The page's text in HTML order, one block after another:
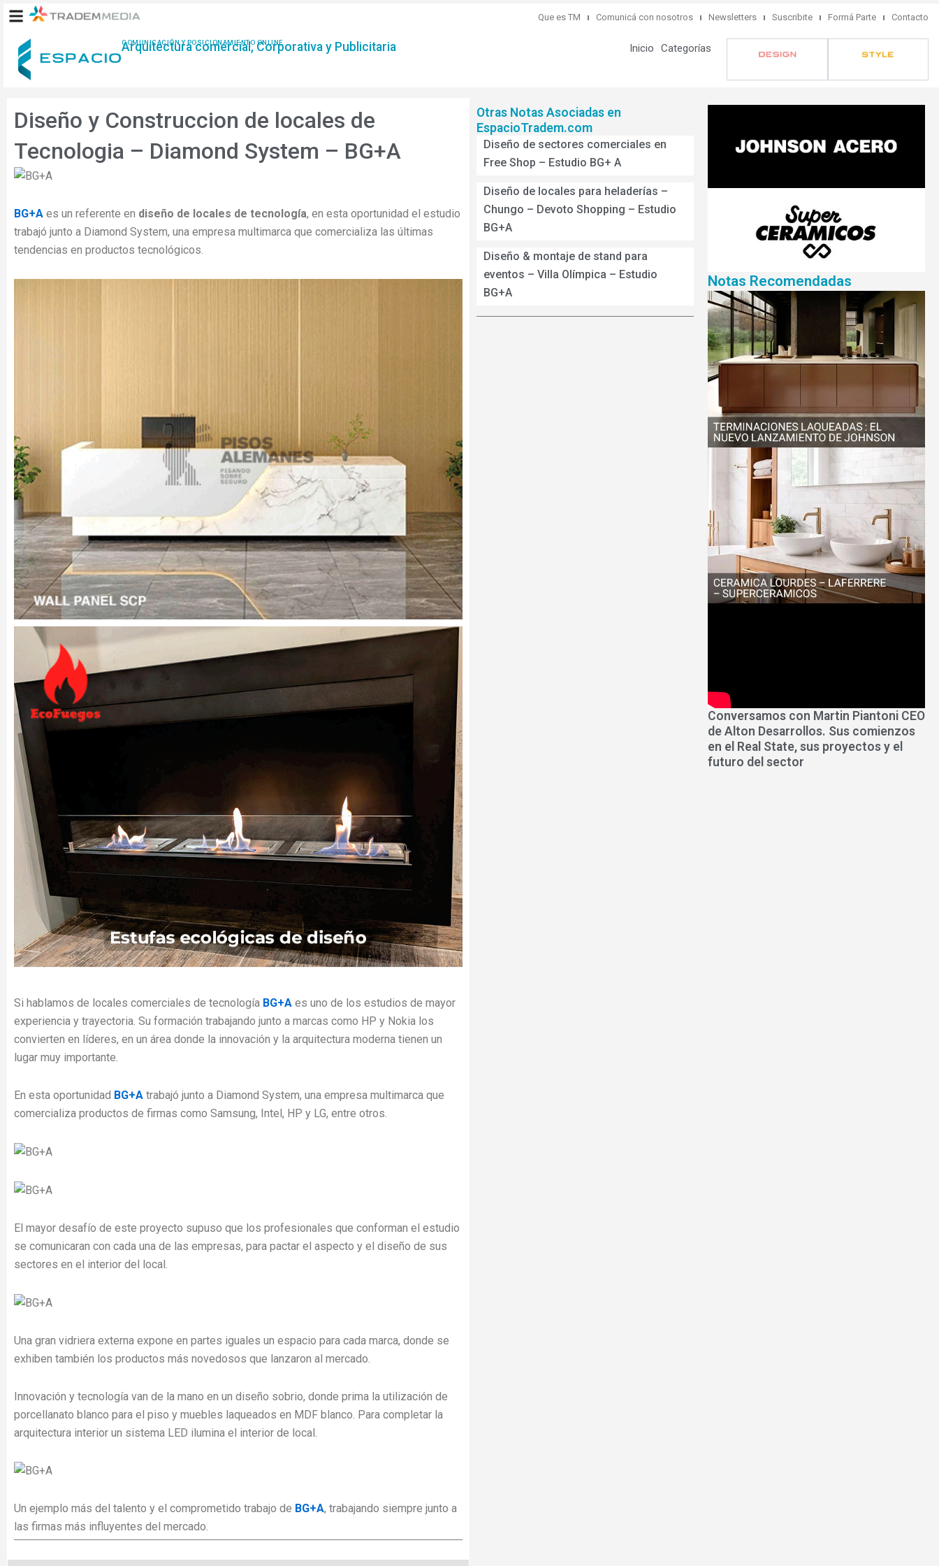
contenido
Que es TM Comunicá con nosotros Newsletters Suscribite Formá Parte Contacto
COMUNICACIÓN Y POSICIONAMIENTO ONLINE
Arquitectura comercial, Corporativa y Publicitaria Inicio Categorías
Diseño y Construccion de locales de
Tecnologia – Diamond System – BG+A
BG+A es un referente en diseño de locales de tecnología, en esta oportunidad el estudio
trabajó junto a Diamond System, una empresa multimarca que comercializa las últimas
tendencias en productos tecnológicos.
Si hablamos de locales comerciales de tecnología BG+A es uno de los estudios de mayor
experiencia y trayectoria. Su formación trabajando junto a marcas como HP y Nokia los
convierten en líderes, en un área donde la innovación y la arquitectura moderna tienen un
lugar muy importante.
En esta oportunidad BG+A trabajó junto a Diamond System, una empresa multimarca que
comercializa productos de firmas como Samsung, Intel, HP y LG, entre otros.
El mayor desafío de este proyecto supuso que los profesionales que conforman el estudio
se comunicaran con cada una de las empresas, para pactar el aspecto y el diseño de sus
sectores en el interior del local.
Una gran vidriera externa expone en partes iguales un espacio para cada marca, donde se
exhiben también los productos más novedosos que lanzaron al mercado.
Innovación y tecnología van de la mano en un diseño sobrio, donde prima la utilización de
porcellanato blanco para el piso y muebles laqueados en MDF blanco. Para completar la
arquitectura interior un sistema LED ilumina el interior de local.
Un ejemplo más del talento y el comprometido trabajo de BG+A, trabajando siempre junto a
las firmas más influyentes del mercado.
Otras Notas Asociadas en
EspacioTradem.com
Diseño de sectores comerciales en
Free Shop – Estudio BG+ A
Diseño de locales para heladerías –
Chungo – Devoto Shopping – Estudio
BG+A
Diseño & montaje de stand para
eventos – Villa Olímpica – Estudio
BG+A
Notas Recomendadas
Conversamos con Martin Piantoni CEO
de Alton Desarrollos. Sus comienzos
en el Real State, sus proyectos y el
futuro del sector